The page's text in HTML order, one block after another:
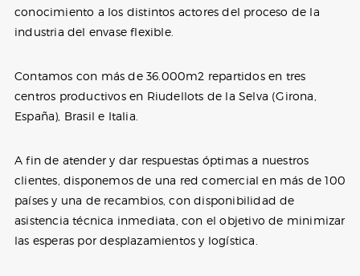
conocimiento a los distintos actores del proceso de la
industria del envase flexible.
Contamos con más de 36.000m2 repartidos en tres
centros productivos en Riudellots de la Selva (Girona,
España), Brasil e Italia.
A fin de atender y dar respuestas óptimas a nuestros
clientes, disponemos de una red comercial en más de 100
países y una de recambios, con disponibilidad de
asistencia técnica inmediata, con el objetivo de minimizar
las esperas por desplazamientos y logística.